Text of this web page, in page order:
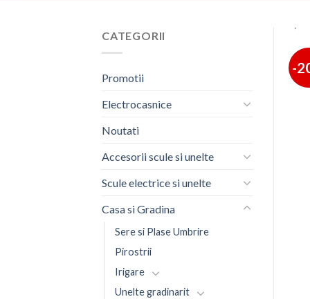
CATEGORII
Promotii
Electrocasnice
Noutati
Accesorii scule si unelte
Scule electrice si unelte
Casa si Gradina
Sere si Plase Umbrire
Pirostrii
Irigare
Unelte gradinarit
-